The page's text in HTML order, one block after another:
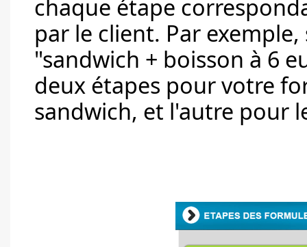
chaque étape
par le client. Par
"sandwich + boisson à 6
deux étapes pour votre
sandwich, et l'autre pour